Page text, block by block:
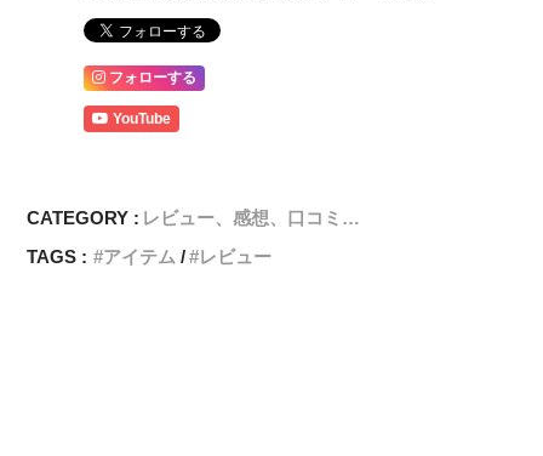
フォローする
YouTube
CATEGORY : レビュー、感想、口コミ…
TAGS :
アイテム レビュー